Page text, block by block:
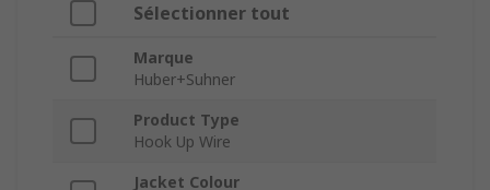
Sélectionner tout
Marque
Huber+Suhner
Product Type
Hook Up Wire
Jacket Colour